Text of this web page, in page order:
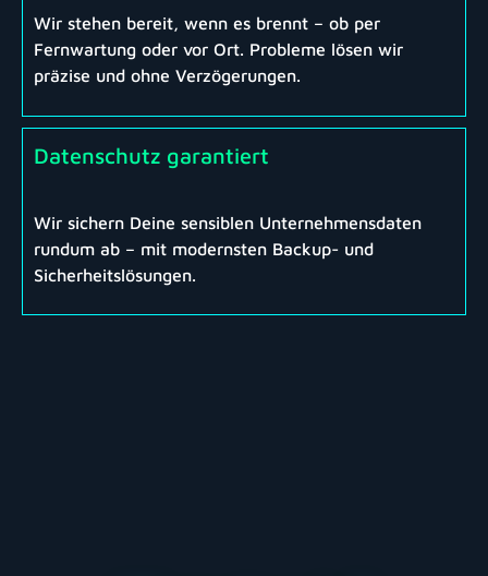
Wir stehen bereit, wenn es brennt – ob per
Fernwartung oder vor Ort. Probleme lösen wir
präzise und ohne Verzögerungen.
Datenschutz garantiert
Wir sichern Deine sensiblen Unternehmensdaten
rundum ab – mit modernsten Backup- und
Sicherheitslösungen.